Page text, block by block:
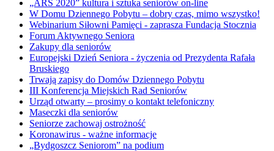
„ARS 2020” kultura i sztuka seniorów on-line
W Domu Dziennego Pobytu – dobry czas, mimo wszystko!
Webinarium Siłowni Pamięci - zaprasza Fundacja Stocznia
Forum Aktywnego Seniora
Zakupy dla seniorów
Europejski Dzień Seniora - życzenia od Prezydenta Rafała
Bruskiego
Trwają zapisy do Domów Dziennego Pobytu
III Konferencja Miejskich Rad Seniorów
Urząd otwarty – prosimy o kontakt telefoniczny
Maseczki dla seniorów
Seniorze zachowaj ostrożność
Koronawirus - ważne informacje
„Bydgoszcz Seniorom” na podium